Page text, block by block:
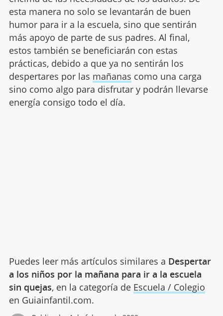
esta manera no solo se levantarán de buen
humor para ir a la escuela, sino que sentirán
más apoyo de parte de sus padres. Al final,
estos también se beneficiarán con estas
prácticas, debido a que ya no sentirán los
despertares por las mañanas como una carga
sino como algo para disfrutar y podrán llevarse
energía consigo todo el día.
Puedes leer más artículos similares a Despertar
a los niños por la mañana para ir a la escuela
sin quejas, en la categoría de Escuela / Colegio
en Guiainfantil.com.